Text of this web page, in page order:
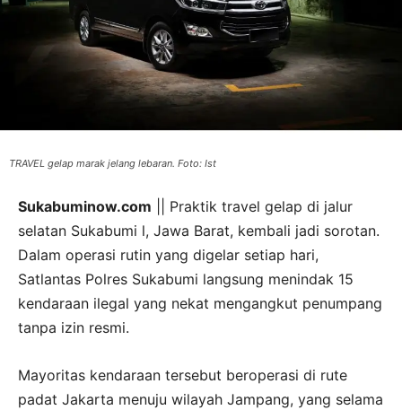
TRAVEL gelap marak jelang lebaran. Foto: Ist
Sukabuminow.com || Praktik travel gelap di jalur
selatan Sukabumi l, Jawa Barat, kembali jadi sorotan.
Dalam operasi rutin yang digelar setiap hari,
Satlantas Polres Sukabumi langsung menindak 15
kendaraan ilegal yang nekat mengangkut penumpang
tanpa izin resmi.
Mayoritas kendaraan tersebut beroperasi di rute
padat Jakarta menuju wilayah Jampang, yang selama